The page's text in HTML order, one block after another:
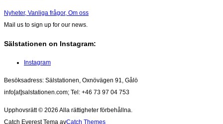
Nyheter, Vanliga frågor, Om oss
Mail us to sign up for our news.
Sälstationen on Instagram:
Instagram
Besöksadress: Sälstationen, Oxnövägen 91, Gålö
info[at]salstationen.com; Tel: +46 73 97 04 753
Upphovsrätt © 2026 Alla rättigheter förbehållna.
Catch Everest Tema avCatch Themes